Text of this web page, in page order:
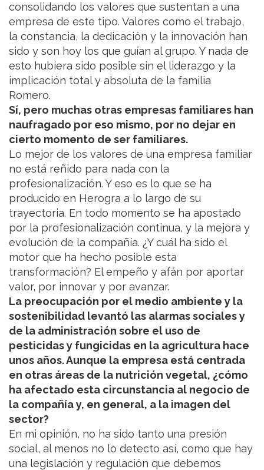
consolidando los valores que sustentan a una
empresa de este tipo. Valores como el trabajo,
la constancia, la dedicación y la innovación han
sido y son hoy los que guían al grupo. Y nada de
esto hubiera sido posible sin el liderazgo y la
implicación total y absoluta de la familia
Romero.
Sí, pero muchas otras empresas familiares han
naufragado por eso mismo, por no dejar en
cierto momento de ser familiares.
Lo mejor de los valores de una empresa familiar
no está reñido para nada con la
profesionalización. Y eso es lo que se ha
producido en Herogra a lo largo de su
trayectoria. En todo momento se ha apostado
por la profesionalización continua, y la mejora y
evolución de la compañía. ¿Y cuál ha sido el
motor que ha hecho posible esta
transformación? El empeño y afán por aportar
valor, por innovar y por avanzar.
La preocupación por el medio ambiente y la
sostenibilidad levantó las alarmas sociales y
de la administración sobre el uso de
pesticidas y fungicidas en la agricultura hace
unos años. Aunque la empresa está centrada
en otras áreas de la nutrición vegetal, ¿cómo
ha afectado esta circunstancia al negocio de
la compañía y, en general, a la imagen del
sector?
En mi opinión, no ha sido tanto una presión
social, al menos no lo detecto así, como que hay
una legislación y regulación que debemos